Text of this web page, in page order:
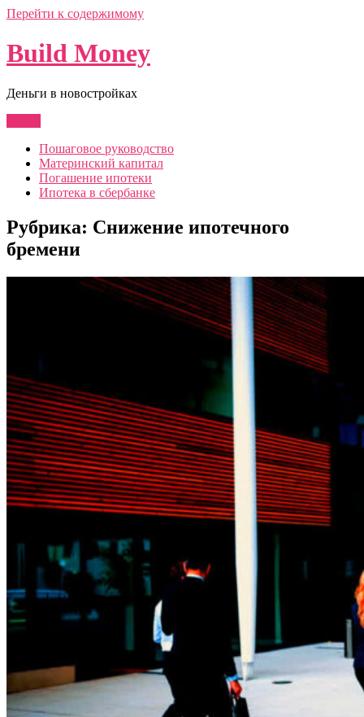
Перейти к содержимому
Build Money
Деньги в новостройках
Пошаговое руководство
Материнский капитал
Погашение ипотеки
Ипотека в сбербанке
Рубрика: Снижение ипотечного
бремени